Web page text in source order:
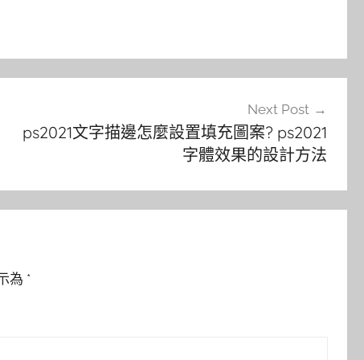
Next Post
ps2021文字描邊怎麼設置填充圖案? ps2021
字體效果的設計方法
為 *